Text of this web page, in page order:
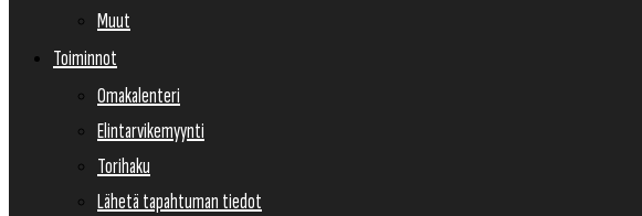
Muut
Toiminnot
Omakalenteri
Elintarvikemyynti
Torihaku
Lähetä tapahtuman tiedot